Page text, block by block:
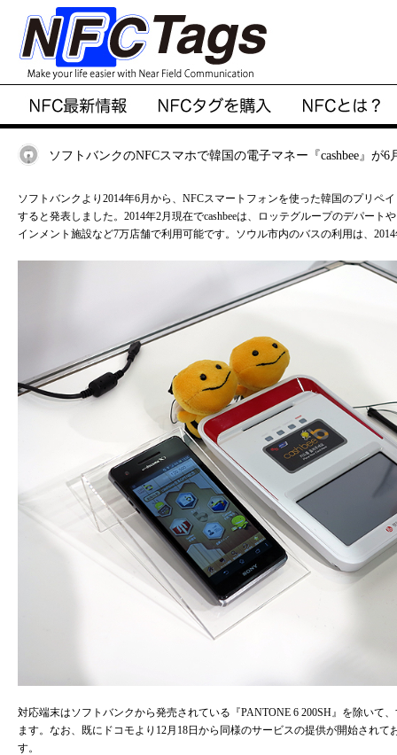
ソフトバンクのNFCスマホで韓国の電子マネー『cashbee』が6
ソフトバンクより2014年6月から、NFCスマートフォンを使った韓国のプリペ
すると発表しました。2014年2月現在でcashbeeは、ロッテグループのデパー
インメント施設など7万店舗で利用可能です。ソウル市内のバスの利用は、
対応端末はソフトバンクから発売されている『PANTONE 6 200SH』を除いて
ます。なお、既にドコモより12月18日から同様のサービスの提供が開始され
す。